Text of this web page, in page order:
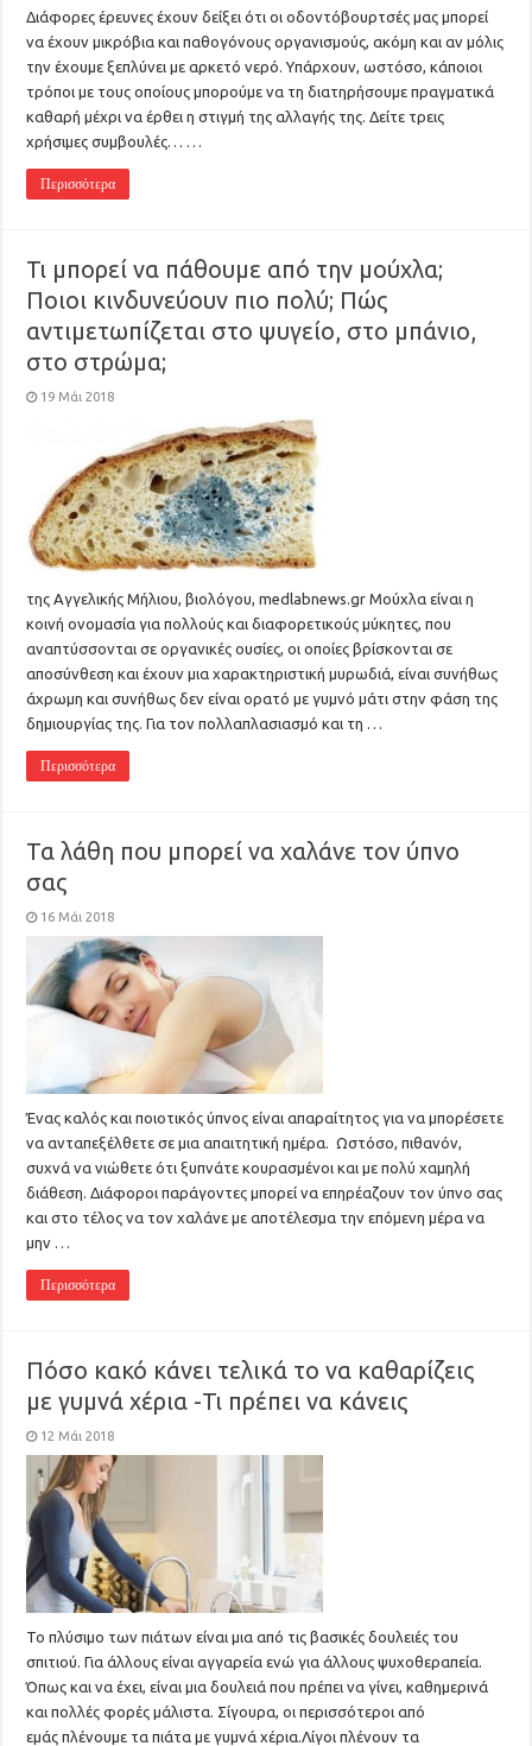
Διάφορες έρευνες έχουν δείξει ότι οι οδοντόβουρτσές μας μπορεί
να έχουν μικρόβια και παθογόνους οργανισμούς, ακόμη και αν μόλις
την έχουμε ξεπλύνει με αρκετό νερό. Υπάρχουν, ωστόσο, κάποιοι
τρόποι με τους οποίους μπορούμε να τη διατηρήσουμε πραγματικά
καθαρή μέχρι να έρθει η στιγμή της αλλαγής της. Δείτε τρεις
χρήσιμες συμβουλές… …
Περισσότερα
Τι μπορεί να πάθουμε από την μούχλα;
Ποιοι κινδυνεύουν πιο πολύ; Πώς
αντιμετωπίζεται στο ψυγείο, στο μπάνιο,
στο στρώμα;
19 Μάι 2018
της Αγγελικής Μήλιου, βιολόγου, medlabnews.gr Μούχλα είναι η
κοινή ονομασία για πολλούς και διαφορετικούς μύκητες, που
αναπτύσσονται σε οργανικές ουσίες, οι οποίες βρίσκονται σε
αποσύνθεση και έχουν μια χαρακτηριστική μυρωδιά, είναι συνήθως
άχρωμη και συνήθως δεν είναι ορατό με γυμνό μάτι στην φάση της
δημιουργίας της. Για τον πολλαπλασιασμό και τη …
Περισσότερα
Τα λάθη που μπορεί να χαλάνε τον ύπνο
σας
16 Μάι 2018
Ένας καλός και ποιοτικός ύπνος είναι απαραίτητος για να μπορέσετε
να ανταπεξέλθετε σε μια απαιτητική ημέρα. Ωστόσο, πιθανόν,
συχνά να νιώθετε ότι ξυπνάτε κουρασμένοι και με πολύ χαμηλή
διάθεση. Διάφοροι παράγοντες μπορεί να επηρέαζουν τον ύπνο σας
και στο τέλος να τον χαλάνε με αποτέλεσμα την επόμενη μέρα να
μην …
Περισσότερα
Πόσο κακό κάνει τελικά το να καθαρίζεις
με γυμνά χέρια -Τι πρέπει να κάνεις
12 Μάι 2018
Το πλύσιμο των πιάτων είναι μια από τις βασικές δουλειές του
σπιτιού. Για άλλους είναι αγγαρεία ενώ για άλλους ψυχοθεραπεία.
Όπως και να έχει, είναι μια δουλειά που πρέπει να γίνει, καθημερινά
και πολλές φορές μάλιστα. Σίγουρα, οι περισσότεροι από
εμάς πλένουμε τα πιάτα με γυμνά χέρια.Λίγοι πλένουν τα